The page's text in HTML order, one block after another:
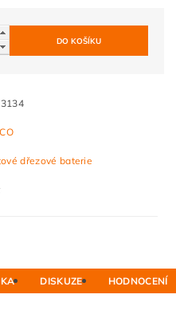
dřezové baterie
DISKUZE HODNOCENÍ